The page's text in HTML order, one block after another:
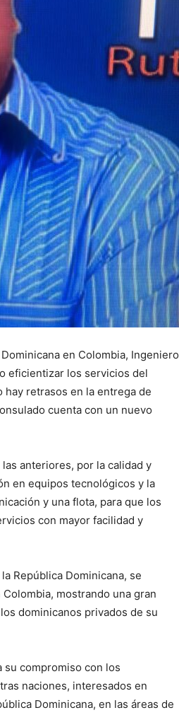
en Colombia, Ingeniero
eficientizar los servicios del
retrasos en la entrega de
cuenta con un nuevo
anteriores, por la calidad y
en equipos tecnológicos y la
y una flota, para que los
con mayor facilidad y
República Dominicana, se
mostrando una gran
dominicanos privados de su
su compromiso con los
naciones, interesados en
Dominicana, en las áreas de